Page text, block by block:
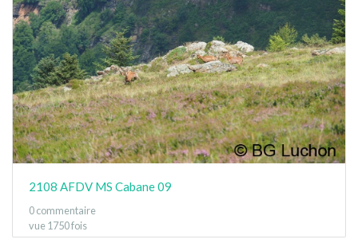
2108 AFDV MS Cabane 09
0 commentaire
vue 1750 fois